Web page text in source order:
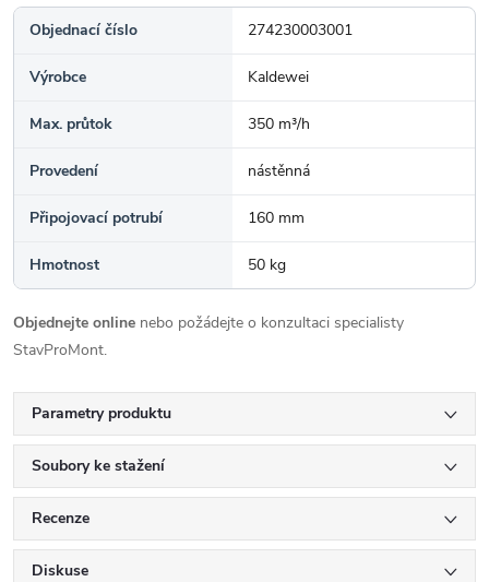
Objednací číslo 274230003001
Výrobce Kaldewei
Max. průtok 350 m³/h
Provedení nástěnná
Připojovací potrubí 160 mm
Hmotnost 50 kg
Objednejte online nebo požádejte o konzultaci specialisty
StavProMont.
Parametry produktu
Soubory ke stažení
Recenze
Diskuse